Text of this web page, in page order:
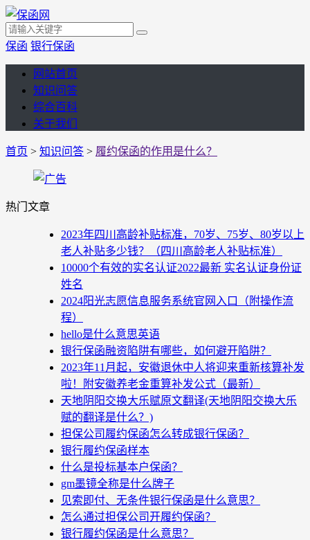
保函 银行保函
网站首页
知识问答
综合百科
关于我们
首页 > 知识问答 > 履约保函的作用是什么？
热门文章
2023年四川高龄补贴标准，70岁、75岁、80岁以上
老人补贴多少钱？（四川高龄老人补贴标准）
10000个有效的实名认证2022最新 实名认证身份证
姓名
2024阳光志愿信息服务系统官网入口（附操作流
程）
hello是什么意思英语
银行保函融资陷阱有哪些，如何避开陷阱？
2023年11月起，安徽退休中人将迎来重新核算补发
啦！附安徽养老金重算补发公式（最新）
天地阴阳交换大乐赋原文翻译(天地阴阳交换大乐
赋的翻译是什么？)
担保公司履约保函怎么转成银行保函？
银行履约保函样本
什么是投标基本户保函？
gm墨镜全称是什么牌子
见索即付、无条件银行保函是什么意思？
怎么通过担保公司开履约保函？
银行履约保函是什么意思？